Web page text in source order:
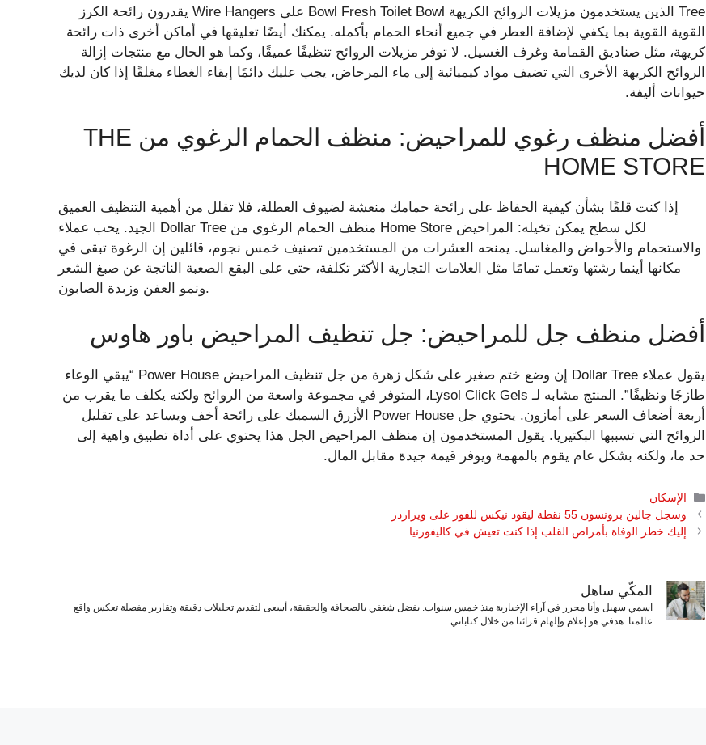
Tree الذين يستخدمون مزيلات الروائح الكريهة Bowl Fresh Toilet Bowl على Wire Hangers يقدرون رائحة الكرز
القوية القوية بما يكفي لإضافة العطر في جميع أنحاء الحمام بأكمله. يمكنك أيضًا تعليقها في أماكن أخرى ذات رائحة
كريهة، مثل صناديق القمامة وغرف الغسيل. لا توفر مزيلات الروائح تنظيفًا عميقًا، وكما هو الحال مع منتجات إزالة
الروائح الكريهة الأخرى التي تضيف مواد كيميائية إلى ماء المرحاض، يجب عليك دائمًا إبقاء الغطاء مغلقًا إذا كان لديك
حيوانات أليفة.
أفضل منظف رغوي للمراحيض: منظف الحمام الرغوي من THE
HOME STORE
إذا كنت قلقًا بشأن كيفية الحفاظ على رائحة حمامك منعشة لضيوف العطلة، فلا تقلل من أهمية التنظيف العميق
الجيد. يحب عملاء Dollar Tree منظف الحمام الرغوي من Home Store لكل سطح يمكن تخيله: المراحيض
والاستحمام والأحواض والمغاسل. يمنحه العشرات من المستخدمين تصنيف خمس نجوم، قائلين إن الرغوة تبقى في
مكانها أينما رشتها وتعمل تمامًا مثل العلامات التجارية الأكثر تكلفة، حتى على البقع الصعبة الناتجة عن صبغ الشعر
ونمو العفن وزبدة الصابون.
أفضل منظف جل للمراحيض: جل تنظيف المراحيض باور هاوس
يقول عملاء Dollar Tree إن وضع ختم صغير على شكل زهرة من جل تنظيف المراحيض Power House “يبقي الوعاء
طازجًا ونظيفًا”. المنتج مشابه لـ Lysol Click Gels، المتوفر في مجموعة واسعة من الروائح ولكنه يكلف ما يقرب من
أربعة أضعاف السعر على أمازون. يحتوي جل Power House الأزرق السميك على رائحة أخف ويساعد على تقليل
الروائح التي تسببها البكتيريا. يقول المستخدمون إن منظف المراحيض الجل هذا يحتوي على أداة تطبيق واهية إلى
حد ما، ولكنه بشكل عام يقوم بالمهمة ويوفر قيمة جيدة مقابل المال.
التصنيفات
الإسكان
وسجل جالين برونسون 55 نقطة ليقود نيكس للفوز على ويزاردز
إليك خطر الوفاة بأمراض القلب إذا كنت تعيش في كاليفورنيا
المكّي ساهل
اسمي سهيل وأنا محرر في آراء الإخبارية منذ خمس سنوات. بفضل شغفي بالصحافة والحقيقة، أسعى لتقديم تحليلات دقيقة وتقارير مفصلة تعكس واقع
عالمنا. هدفي هو إعلام وإلهام قرائنا من خلال كتاباتي.